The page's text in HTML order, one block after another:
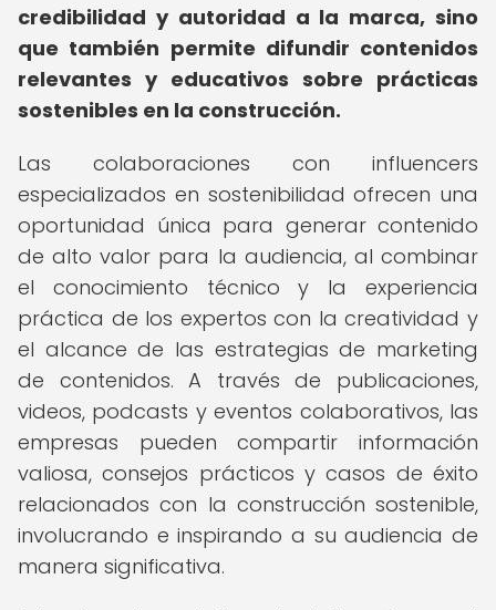
credibilidad y autoridad a la marca, sino
que también permite difundir contenidos
relevantes y educativos sobre prácticas
sostenibles en la construcción.
Las colaboraciones con influencers
especializados en sostenibilidad ofrecen una
oportunidad única para generar contenido
de alto valor para la audiencia, al combinar
el conocimiento técnico y la experiencia
práctica de los expertos con la creatividad y
el alcance de las estrategias de marketing
de contenidos. A través de publicaciones,
videos, podcasts y eventos colaborativos, las
empresas pueden compartir información
valiosa, consejos prácticos y casos de éxito
relacionados con la construcción sostenible,
involucrando e inspirando a su audiencia de
manera significativa.